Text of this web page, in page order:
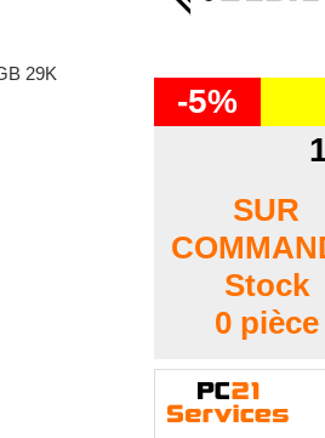
29K
-5%
SUR
Stock
0 pièce